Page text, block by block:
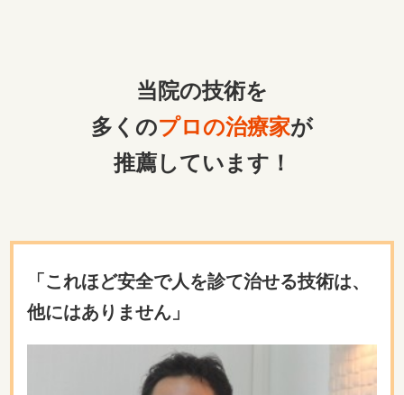
当院の技術を
多くのプロの治療家が
推薦しています！
「これほど安全で人を診て治せる技術は、
他にはありません」